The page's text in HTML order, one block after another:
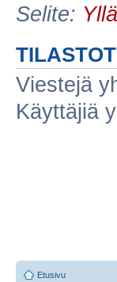
Selite:
TILASTOT
Viestejä
Käyttäjiä
Etusivu